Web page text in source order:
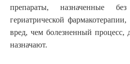
препараты, назначенные
гериатрической
вред, чем болезненный процесс,
назначают.